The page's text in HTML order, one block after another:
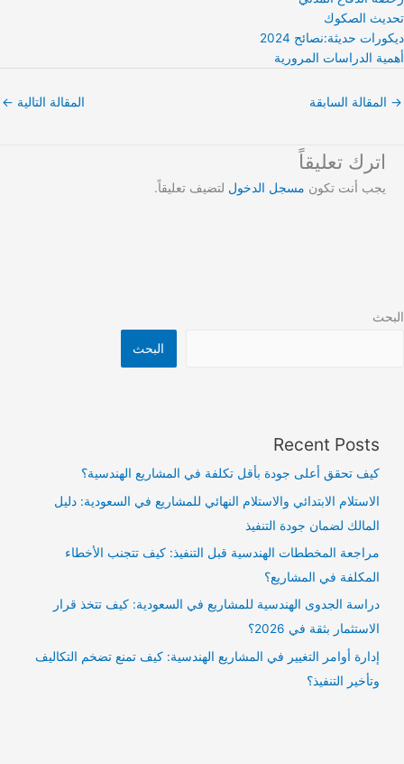
تحديث الصكوك
ديكورات حديثة:نصائح 2024
أهمية الدراسات المرورية
→ المقالة السابقة المقالة التالية ←
اترك تعليقاً
يجب أنت تكون مسجل الدخول لتضيف تعليقاً.
البحث
البحث
Recent Posts
كيف تحقق أعلى جودة بأقل تكلفة في المشاريع الهندسية؟
الاستلام الابتدائي والاستلام النهائي للمشاريع في السعودية: دليل
المالك لضمان جودة التنفيذ
مراجعة المخططات الهندسية قبل التنفيذ: كيف تتجنب الأخطاء
المكلفة في المشاريع؟
دراسة الجدوى الهندسية للمشاريع في السعودية: كيف تتخذ قرار
الاستثمار بثقة في 2026؟
إدارة أوامر التغيير في المشاريع الهندسية: كيف تمنع تضخم التكاليف
وتأخير التنفيذ؟